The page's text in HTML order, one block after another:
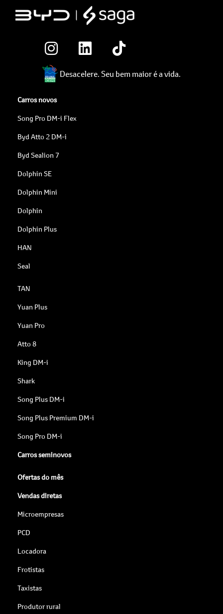
Desacelere. Seu bem maior é a vida.
Carros novos
Song Pro DM-i Flex
Byd Atto 2 DM-i
Byd Sealion 7
Dolphin SE
Dolphin Mini
Dolphin
Dolphin Plus
HAN
Seal
TAN
Yuan Plus
Yuan Pro
Atto 8
King DM-i
Shark
Song Plus DM-i
Song Plus Premium DM-i
Song Pro DM-i
Carros seminovos
Ofertas do mês
Vendas diretas
Microempresas
PCD
Locadora
Frotistas
Taxistas
Produtor rural